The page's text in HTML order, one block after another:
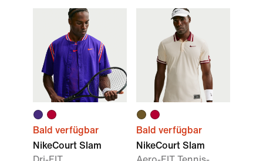
Bald verfügbar
NikeCourt Slam
Bald verfügbar
NikeCourt Slam